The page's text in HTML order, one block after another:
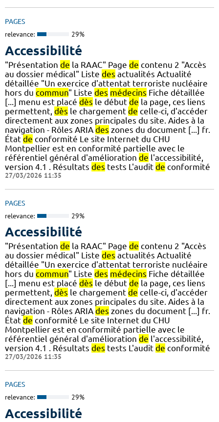
PAGES
relevance: 29%
Accessibilité
"Présentation de la RAAC" Page de contenu 2 "Accès
au dossier médical" Liste des actualités Actualité
détaillée "Un exercice d'attentat terroriste nucléaire
hors du commun" Liste des médecins Fiche détaillée
[...] menu est placé dès le début de la page, ces liens
permettent, dès le chargement de celle-ci, d'accéder
directement aux zones principales du site. Aides à la
navigation - Rôles ARIA des zones du document [...] fr.
État de conformité Le site Internet du CHU
Montpellier est en conformité partielle avec le
référentiel général d'amélioration de l'accessibilité,
version 4.1 . Résultats des tests L'audit de conformité
27/03/2026 11:35
PAGES
relevance: 29%
Accessibilité
"Présentation de la RAAC" Page de contenu 2 "Accès
au dossier médical" Liste des actualités Actualité
détaillée "Un exercice d'attentat terroriste nucléaire
hors du commun" Liste des médecins Fiche détaillée
[...] menu est placé dès le début de la page, ces liens
permettent, dès le chargement de celle-ci, d'accéder
directement aux zones principales du site. Aides à la
navigation - Rôles ARIA des zones du document [...] fr.
État de conformité Le site Internet du CHU
Montpellier est en conformité partielle avec le
référentiel général d'amélioration de l'accessibilité,
version 4.1 . Résultats des tests L'audit de conformité
27/03/2026 11:35
PAGES
relevance: 29%
Accessibilité